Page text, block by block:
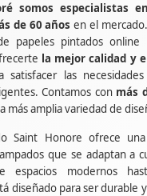
somos especialistas
de 60 años en el
papeles pintados online
la mejor calidad y
satisfacer las
Contamos con más
más amplia variedad de
Saint Honore ofrece
que se adaptan a
espacios modernos
diseñado para ser durable